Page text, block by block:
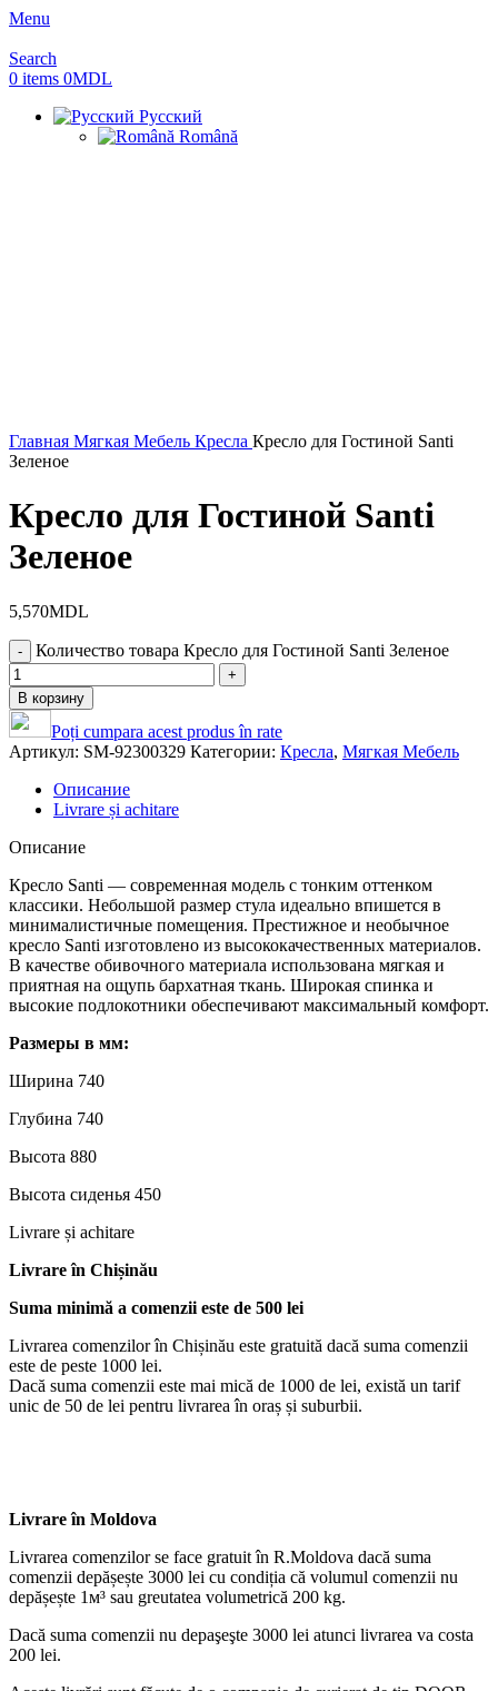
Menu
Search
0 items 0MDL
Русский
Română
Главная Мягкая Мебель Кресла Кресло для Гостиной Santi
Зеленое
Кресло для Гостиной Santi
Зеленое
5,570MDL
Количество товара Кресло для Гостиной Santi Зеленое
В корзину
Poți cumpara acest produs în rate
Артикул: SM-92300329 Категории: Кресла, Мягкая Мебель
Описание
Livrare și achitare
Описание
Кресло Santi — современная модель с тонким оттенком
классики. Небольшой размер стула идеально впишется в
минималистичные помещения. Престижное и необычное
кресло Santi изготовлено из высококачественных материалов.
В качестве обивочного материала использована мягкая и
приятная на ощупь бархатная ткань. Широкая спинка и
высокие подлокотники обеспечивают максимальный комфорт.
Размеры в мм:
Ширина 740
Глубина 740
Высота 880
Высота сиденья 450
Livrare și achitare
Livrareîn Chișinău
Suma minimă a comenzii este de 500 lei
Livrarea comenzilor în Chișinău este gratuită dacă suma comenzii
este de peste 1000 lei.
Dacă suma comenzii este mai mică de 1000 de lei, există un tarif
unic de 50 de lei pentru livrarea în oraș și suburbii.
Livrare în Moldova
Livrarea comenzilor se face gratuit în R.Moldova dacă suma
comenzii depășește 3000 lei cu condiția că volumul comenzii nu
depășește 1м³ sau greutatea volumetrică 200 kg.
Dacă suma comenzii nu depaşeşte 3000 lei atunci livrarea va costa
200 lei.